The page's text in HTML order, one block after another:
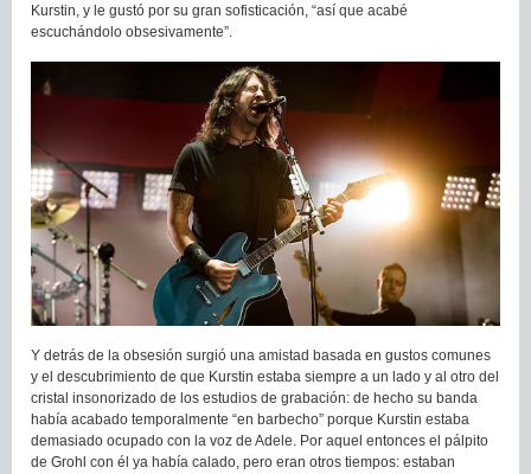
Kurstin, y le gustó por su gran sofisticación, “así que acabé
escuchándolo obsesivamente”.
Y detrás de la obsesión surgió una amistad basada en gustos comunes
y el descubrimiento de que Kurstin estaba siempre a un lado y al otro del
cristal insonorizado de los estudios de grabación: de hecho su banda
había acabado temporalmente “en barbecho” porque Kurstin estaba
demasiado ocupado con la voz de Adele. Por aquel entonces el pálpito
de Grohl con él ya había calado, pero eran otros tiempos: estaban